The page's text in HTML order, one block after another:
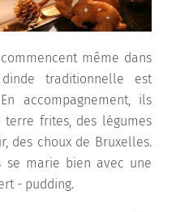
même dans
traditionnelle est
accompagnement, ils
terre frites, des légumes
des choux de Bruxelles.
se marie bien avec une
- pudding.